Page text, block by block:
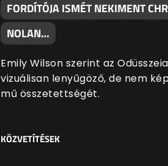
FORDÍTÓJA ISMÉT NEKIMENT
NOLAN…
Emily Wilson szerint az
vizuálisan lenyűgöző, de nem
mű összetettségét.
KÖZVETÍTÉSEK